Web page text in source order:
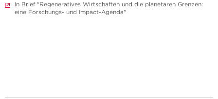
In Brief "Regeneratives Wirtschaften und die planetaren Grenzen:
eine Forschungs- und Impact-Agenda"